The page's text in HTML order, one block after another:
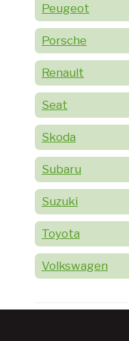
Peugeot
Porsche
Renault
Seat
Skoda
Subaru
Suzuki
Toyota
Volkswagen